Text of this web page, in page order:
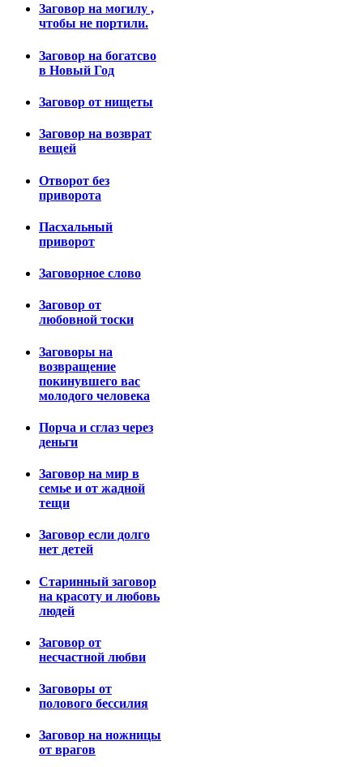
Заговор на могилу ,
чтобы не портили.
Заговор на богатсво
в Новый Год
Заговор от нищеты
Заговор на возврат
вещей
Отворот без
приворота
Пасхальный
приворот
Заговорное слово
Заговор от
любовной тоски
Заговоры на
возвращение
покинувшего вас
молодого человека
Порча и сглаз через
деньги
Заговор на мир в
семье и от жадной
тещи
Заговор если долго
нет детей
Старинный заговор
на красоту и любовь
людей
Заговор от
несчастной любви
Заговоры от
полового бессилия
Заговор на ножницы
от врагов